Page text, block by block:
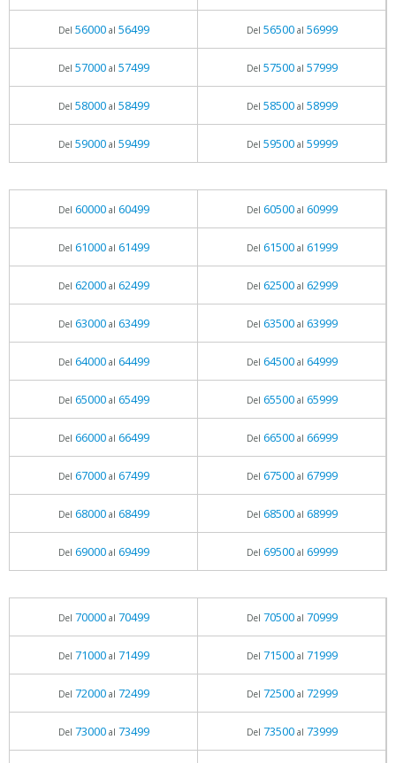
Del 56000al 56499 Del 56500al 56999
Del 57000al 57499 Del 57500al 57999
Del 58000al 58499 Del 58500al 58999
Del 59000al 59499 Del 59500al 59999
Del 60000al 60499 Del 60500al 60999
Del 61000al 61499 Del 61500al 61999
Del 62000al 62499 Del 62500al 62999
Del 63000al 63499 Del 63500al 63999
Del 64000al 64499 Del 64500al 64999
Del 65000al 65499 Del 65500al 65999
Del 66000al 66499 Del 66500al 66999
Del 67000al 67499 Del 67500al 67999
Del 68000al 68499 Del 68500al 68999
Del 69000al 69499 Del 69500al 69999
Del 70000al 70499 Del 70500al 70999
Del 71000al 71499 Del 71500al 71999
Del 72000al 72499 Del 72500al 72999
Del 73000al 73499 Del 73500al 73999